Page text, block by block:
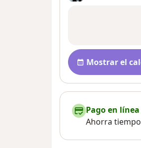
Disponibilidad
Mostrar el
Pago en
Ahorra